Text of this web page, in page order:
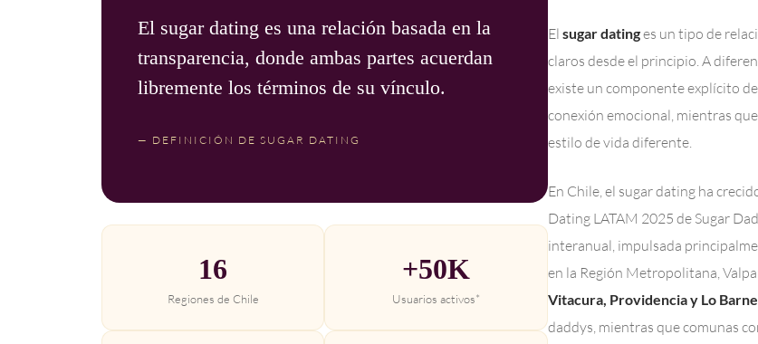
El sugar dating es una relación basada en la
transparencia, donde ambas partes acuerdan
libremente los términos de su vínculo.
— DEFINICIÓN DE SUGAR DATING
16
Regiones de Chile
+50K
Usuarios activos*
El sugar datinges un tipo de
claros desde el principio. A
existe un componente explícito
conexión emocional, mientras
estilo de vida diferente.
En Chile, el sugar dating ha
Dating LATAM 2025 de Sugar
interanual, impulsada
en la Región Metropolitana,
Vitacura, Providencia y Lo
daddys, mientras que comunas